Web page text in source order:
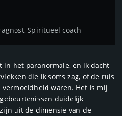
Spiritueel coach
in het paranormale, en ik dacht
die ik soms zag, of de ruis
waren. Het is mij
duidelijk
uit de dimensie van de